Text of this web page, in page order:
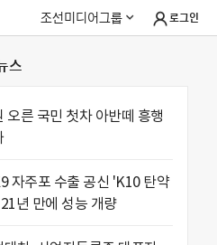
조선미디어그룹 로그인
스